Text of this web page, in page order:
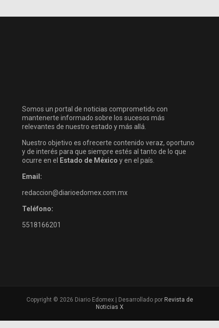
Somos un portal de noticias comprometido con
mantenerte informado sobre los sucesos más
relevantes de nuestro estado y más allá.
Nuestro objetivo es ofrecerte contenido veraz, oportuno
y de interés para que siempre estés al tanto de lo que
ocurre en el
Estado de México y en el país.
Email:
redaccion@diarioedomex.com.mx
Teléfono:
5518166201
Copyright © 2026 Diario Edomex | Desarrollado por Revista de
Noticias X